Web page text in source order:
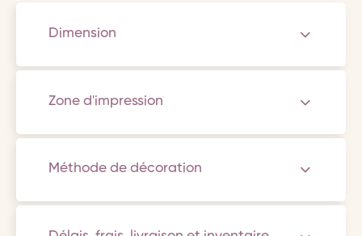
Dimension
Zone d'impression
Méthode de décoration